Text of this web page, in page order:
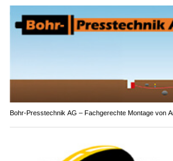
Bohr-Presstechnik AG – Fachgerechte Montage von